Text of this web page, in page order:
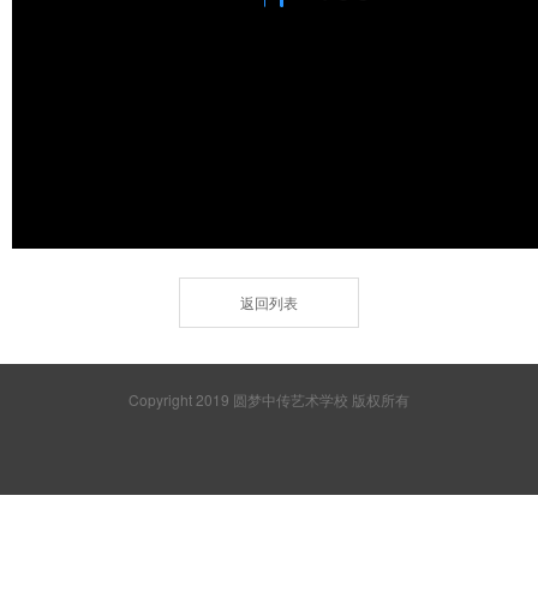
返回列表
Copyright 2019 圆梦中传艺术学校 版权所有